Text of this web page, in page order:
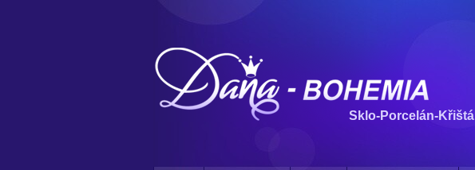
Sklo-Porcelán-Křištál